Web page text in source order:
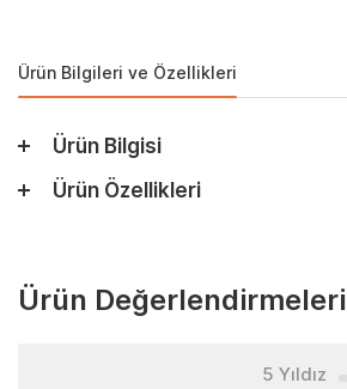
Ürün Bilgileri ve Özellikleri
Ürün Bilgisi
Ürün Özellikleri
Ürün Değerlendirmeleri
5 Yıldız